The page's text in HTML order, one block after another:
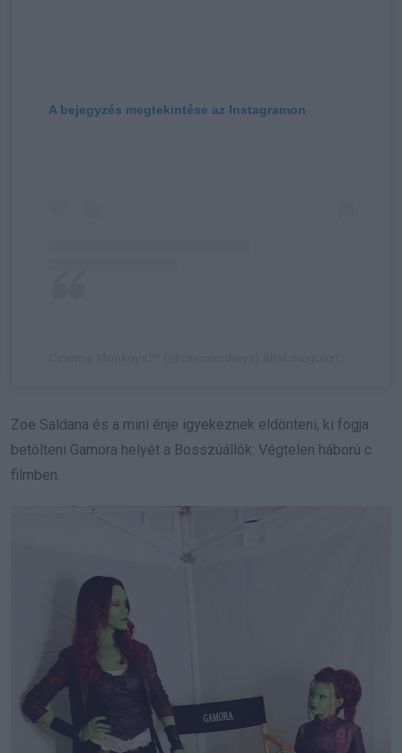
A bejegyzés megtekintése az Instagramon
Zoë Saldana és a mini énje igyekeznek eldönteni, ki fogja
betölteni Gamora helyét a Bosszúállók: Végtelen háború c.
filmben.